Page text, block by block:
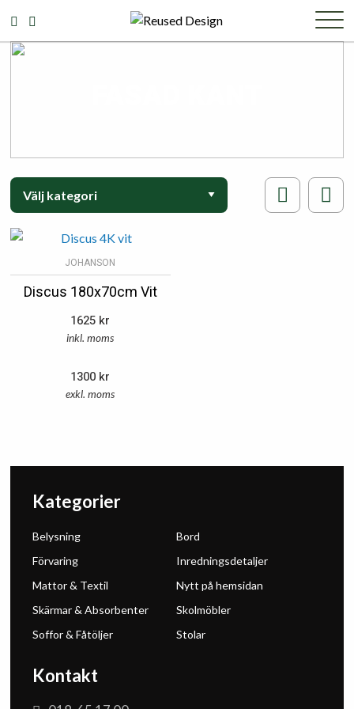
JOHANSON
Discus 180x70cm Vit
1625 kr
inkl. moms
1300 kr
exkl. moms
Kontakt
Kategorier
Belysning
Bord
Förvaring
Inredningsdetaljer
Mattor & Textil
Nytt på hemsidan
Skärmar & Absorbenter
Skolmöbler
Soffor & Fåtöljer
Stolar